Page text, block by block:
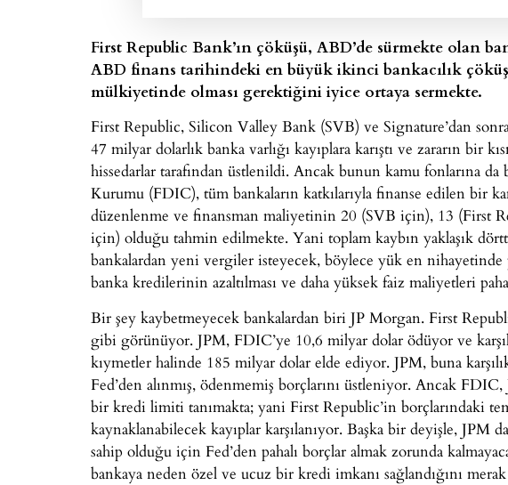
First Republic Bank’ın çöküşü, ABD’de sürmekte olan
ABD finans tarihindeki en büyük ikinci bankacılık
mülkiyetinde olması gerektiğini iyice ortaya sermekte.
First Republic, Silicon Valley Bank (SVB) ve Signature’dan
47 milyar dolarlık banka varlığı kayıplara karıştı ve zararın bir
hissedarlar tarafından üstlenildi. Ancak bunun kamu fonlarına
Kurumu (FDIC), tüm bankaların katkılarıyla finanse edilen bir
düzenlenme ve finansman maliyetinin 20 (SVB için), 13 (First
için) olduğu tahmin edilmekte. Yani toplam kaybın yaklaşık
bankalardan yeni vergiler isteyecek, böylece yük en nihayetinde
banka kredilerinin azaltılması ve daha yüksek faiz maliyetleri
Bir şey kaybetmeyecek bankalardan biri JP Morgan. First
gibi görünüyor. JPM, FDIC’ye 10,6 milyar dolar ödüyor ve
kıymetler halinde 185 milyar dolar elde ediyor. JPM, buna
Fed’den alınmış, ödenmemiş borçlarını üstleniyor. Ancak
bir kredi limiti tanımakta; yani First Republic’in borçlarındaki
kaynaklanabilecek kayıplar karşılanıyor. Başka bir deyişle, JPM
sahip olduğu için Fed’den pahalı borçlar almak zorunda
bankaya neden özel ve ucuz bir kredi imkanı sağlandığını